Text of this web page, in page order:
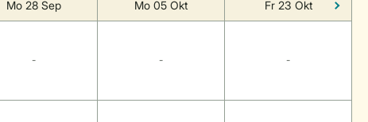
Mo 28 Sep Mo 05 Okt Fr 23 Okt
- - -